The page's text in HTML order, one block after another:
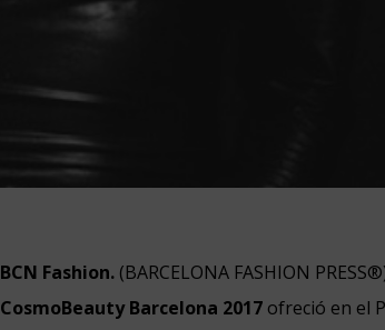
BCN Fashion. (BARCELONA FASHION
CosmoBeauty Barcelona 2017 ofreció en el